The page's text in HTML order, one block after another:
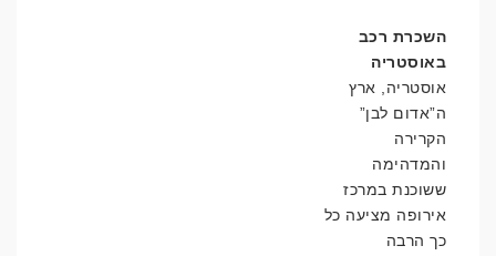
השכרת רכב
באוסטריה
אוסטריה, ארץ
ה”אדום לבן”
הקרירה
והמדהימה
ששוכנת במרכז
אירופה מציעה כל
כך הרבה